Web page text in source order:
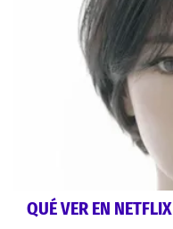
QUÉ VER EN NETFLIX